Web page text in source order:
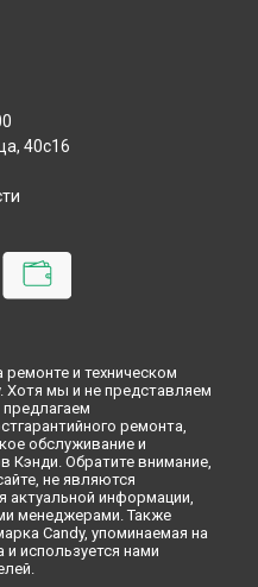
25 DCB Candy в
25 DCB Candy в
25 DCB Candy в
25 DCB Candy в
25 DCB Candy в
25 DCB Candy в
25 DCB Candy в
25 DCB Candy в
25 DCB Candy в
25 DCB Candy вЛипецке
40с16
и техническом
Хотя мы и не представляем
ремонта,
обслуживание и
Кэнди. Обратите внимание,
не являются
актуальной информации,
менеджерами. Также
Candy, упоминаемая на
используется нами